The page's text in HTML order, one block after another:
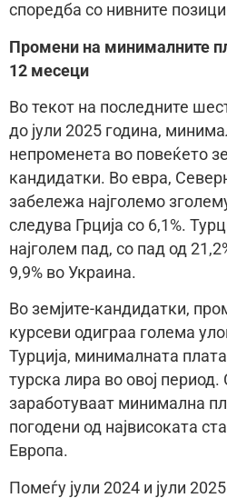
споредба со нивните
Промени на минималните
12 месеци
Во текот на последните
до јули 2025 година,
непроменета во повеќето
кандидатки. Во евра,
забележа најголемо
следува Грција со 6,1%.
најголем пад, со пад од
9,9% во Украина.
Во земјите-кандидатки,
курсеви одиграа голема
Турција, минималната
турска лира во овој
заработуваат минимална
погодени од највисоката
Европа.
Помеѓу јули 2024 и јули